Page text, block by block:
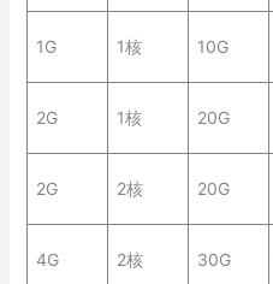
1G 1核 10G
2G 1核 20G
2G 2核 20G
4G 2核 30G